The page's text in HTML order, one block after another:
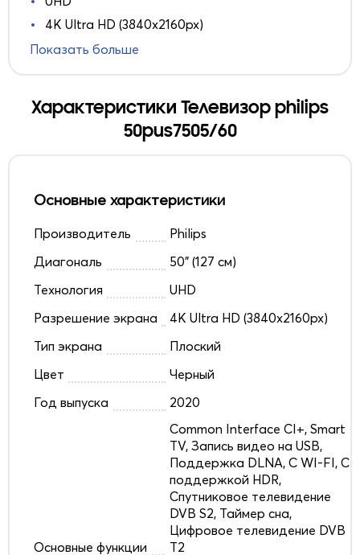
4K Ultra HD (3840x2160px)
Показать больше
Характеристики Телевизор philips
50pus7505/60
Основные характеристики
Производитель
Philips
Диагональ
50" (127 см)
Технология
UHD
Разрешение экрана
4K Ultra HD (3840x2160px)
Тип экрана
Плоский
Цвет
Черный
Год выпуска
2020
Основные функции
Common Interface CI+, Smart
TV, Запись видео на USB,
Поддержка DLNA, С WI-FI, С
поддержкой HDR,
Спутниковое телевидение
DVB S2, Таймер сна,
Цифровое телевидение DVB
T2